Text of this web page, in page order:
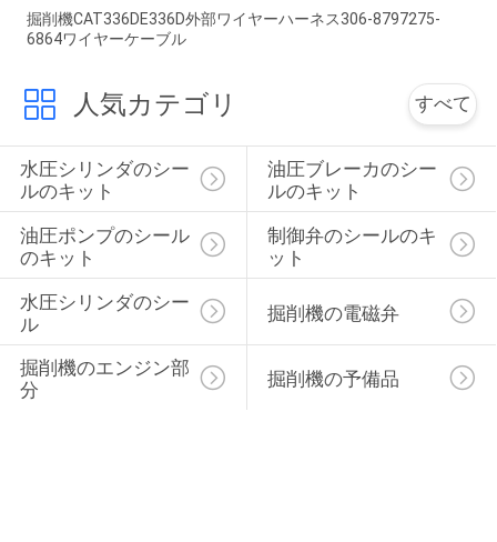
掘削機CAT336DE336D外部ワイヤーハーネス306-8797275-
6864ワイヤーケーブル
人気カテゴリ すべて
水圧シリンダのシー
ルのキット
油圧ブレーカのシー
ルのキット
油圧ポンプのシール
のキット
制御弁のシールのキ
ット
水圧シリンダのシー
ル
掘削機の電磁弁
掘削機のエンジン部
分
掘削機の予備品